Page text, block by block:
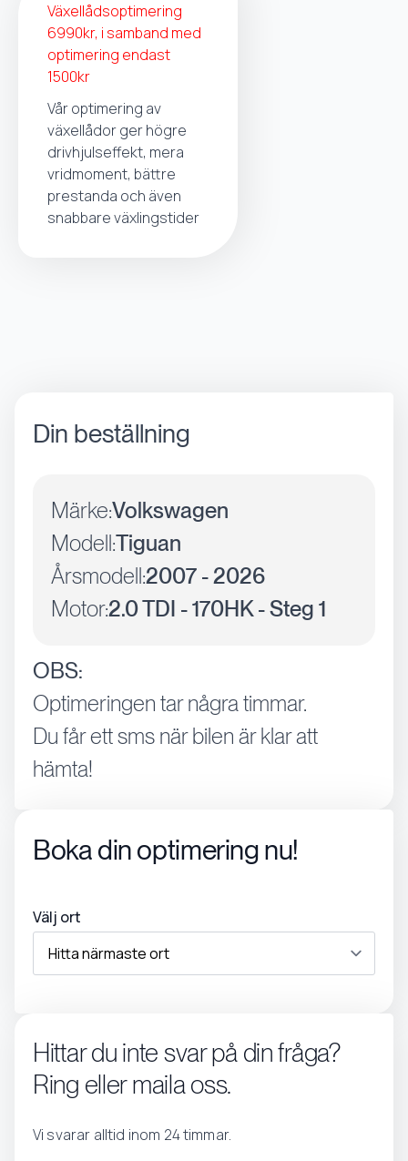
Växellådsoptimering
6990kr, i samband med
optimering endast
1500kr
Vår optimering av
växellådor ger högre
drivhjulseffekt, mera
vridmoment, bättre
prestanda och även
snabbare växlingstider
Din beställning
Märke:Volkswagen
Modell:Tiguan
Årsmodell:2007 - 2026
Motor:2.0 TDI - 170HK - Steg 1
OBS:
Optimeringen tar några timmar.
Du får ett sms när bilen är klar att
hämta!
Boka din optimering nu!
Välj ort
Hittar du inte svar på din fråga?
Ring eller maila oss.
Vi svarar alltid inom 24 timmar.